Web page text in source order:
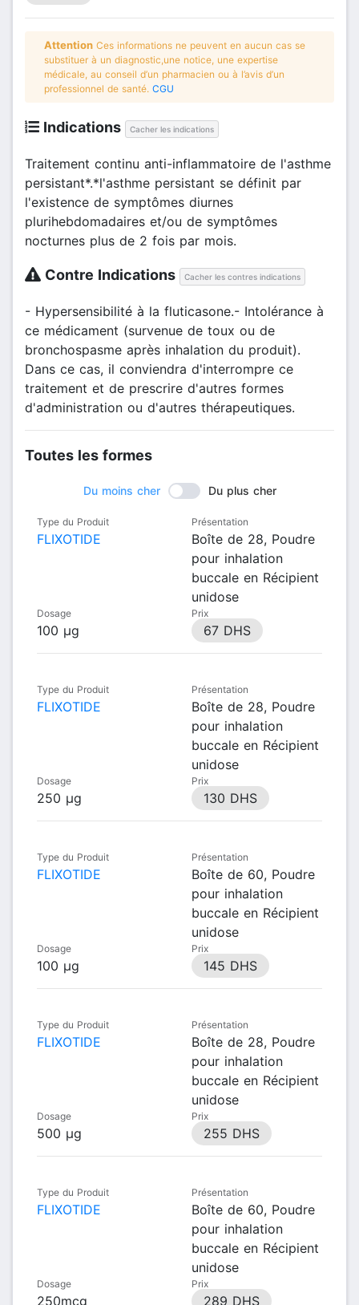
Attention Ces informations ne peuvent en aucun cas se
substituer à un diagnostic,une notice, une expertise
médicale, au conseil d’un pharmacien ou à l’avis d’un
professionnel de santé. CGU
Indications Cacher les indications
Traitement continu anti-inflammatoire de l'asthme
persistant*.*l'asthme persistant se définit par
l'existence de symptômes diurnes
plurihebdomadaires et/ou de symptômes
nocturnes plus de 2 fois par mois.
Contre Indications Cacher les contres indications
- Hypersensibilité à la fluticasone.- Intolérance à
ce médicament (survenue de toux ou de
bronchospasme après inhalation du produit).
Dans ce cas, il conviendra d'interrompre ce
traitement et de prescrire d'autres formes
d'administration ou d'autres thérapeutiques.
Toutes les formes
Du moins cher Du plus cher
Type du Produit
FLIXOTIDE
Présentation
Boîte de 28, Poudre
pour inhalation
buccale en Récipient
unidose
Dosage
100 µg
Prix
67 DHS
Type du Produit
FLIXOTIDE
Présentation
Boîte de 28, Poudre
pour inhalation
buccale en Récipient
unidose
Dosage
250 µg
Prix
130 DHS
Type du Produit
FLIXOTIDE
Présentation
Boîte de 60, Poudre
pour inhalation
buccale en Récipient
unidose
Dosage
100 µg
Prix
145 DHS
Type du Produit
FLIXOTIDE
Présentation
Boîte de 28, Poudre
pour inhalation
buccale en Récipient
unidose
Dosage
500 µg
Prix
255 DHS
Type du Produit
FLIXOTIDE
Présentation
Boîte de 60, Poudre
pour inhalation
buccale en Récipient
unidose
Dosage
250mcg
Prix
289 DHS